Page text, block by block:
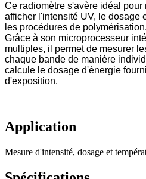
Ce radiomètre s'avère idéal pour
afficher l'intensité UV, le dosage
les procédures de polymérisation.
Grâce à son microprocesseur
multiples, il permet de mesurer
chaque bande de manière
calcule le dosage d'énergie
d'exposition.
Application
Mesure d'intensité, dosage et